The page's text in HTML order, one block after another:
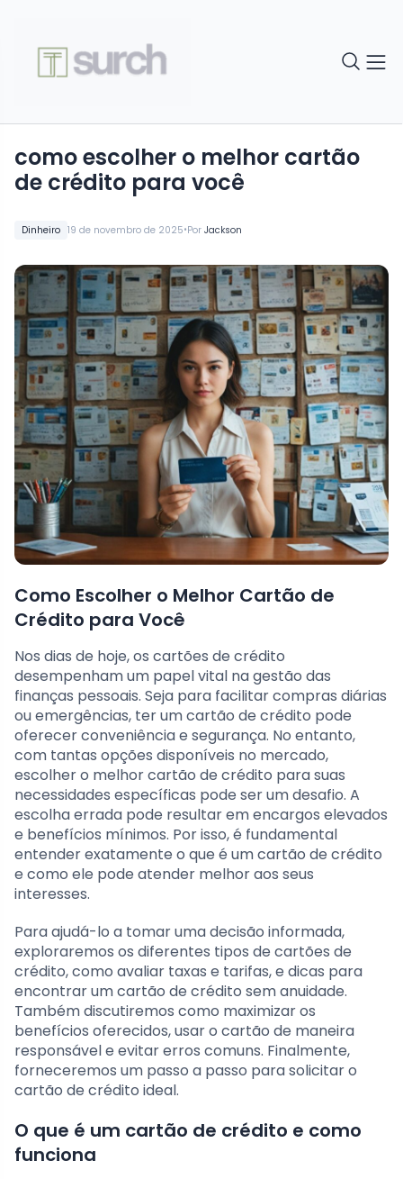
Dinheiro 19 de novembro de 2025•Por Jackson
como escolher o melhor cartão
de crédito para você
Como Escolher o Melhor Cartão de
Crédito para Você
Nos dias de hoje, os cartões de crédito
desempenham um papel vital na gestão das
finanças pessoais. Seja para facilitar compras diárias
ou emergências, ter um cartão de crédito pode
oferecer conveniência e segurança. No entanto,
com tantas opções disponíveis no mercado,
escolher o melhor cartão de crédito para suas
necessidades específicas pode ser um desafio. A
escolha errada pode resultar em encargos elevados
e benefícios mínimos. Por isso, é fundamental
entender exatamente o que é um cartão de crédito
e como ele pode atender melhor aos seus
interesses.
Para ajudá-lo a tomar uma decisão informada,
exploraremos os diferentes tipos de cartões de
crédito, como avaliar taxas e tarifas, e dicas para
encontrar um cartão de crédito sem anuidade.
Também discutiremos como maximizar os
benefícios oferecidos, usar o cartão de maneira
responsável e evitar erros comuns. Finalmente,
forneceremos um passo a passo para solicitar o
cartão de crédito ideal.
O que é um cartão de crédito e como
funciona